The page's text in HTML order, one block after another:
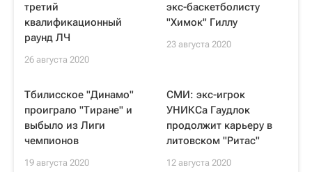
третий
квалификационный
раунд ЛЧ
26 августа 2020
экс-баскетболисту
"Химок" Гиллу
23 августа 2020
Тбилисское "Динамо"
проиграло "Тиране" и
выбыло из Лиги
чемпионов
19 августа 2020
СМИ: экс-игрок
УНИКСа Гаудлок
продолжит карьеру в
литовском "Ритас"
12 августа 2020